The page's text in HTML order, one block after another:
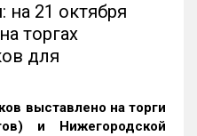
на 21 октября
торгах
для
выставлено на торги
и Нижегородской